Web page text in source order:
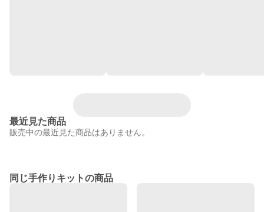
最近見た商品
販売中の最近見た商品はありません。
同じ手作りキットの商品